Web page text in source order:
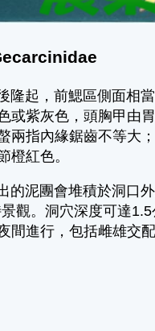
起，前鰓區側面相
或紫灰色，頭胸甲由
指內緣鋸齒不等大
橙紅色。
泥團會堆積於洞口
觀。洞穴深度可達
進行，包括雌雄交